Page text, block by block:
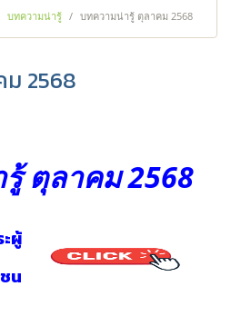
บทความน่ารู้ บทความน่ารู้ ตุลาคม 2568
2568
ตุลาคม 2568
ผู้
น